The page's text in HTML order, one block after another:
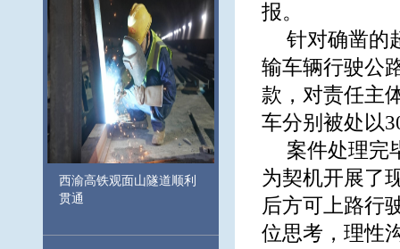
西渝高铁观面山隧道顺利
贯通
报。
针对确凿的
输车辆行驶公
款，对责任主
车分别被处以
案件处理完
为契机开展了
后方可上路行
位思考，理性